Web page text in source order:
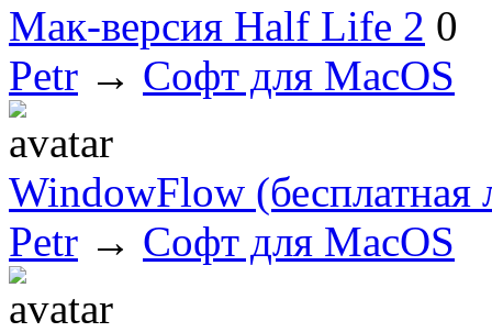
Мак-версия Half Life 2 0
Petr → Софт для MacOS
WindowFlow (бесплатная
Petr → Софт для MacOS